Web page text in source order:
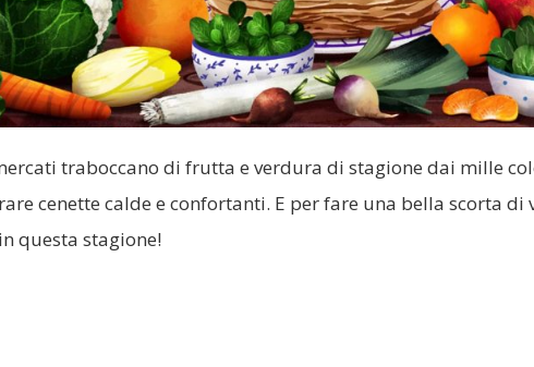
traboccano di frutta e verdura di stagione dai mille
cenette calde e confortanti. E per fare una bella scorta di
questa stagione!